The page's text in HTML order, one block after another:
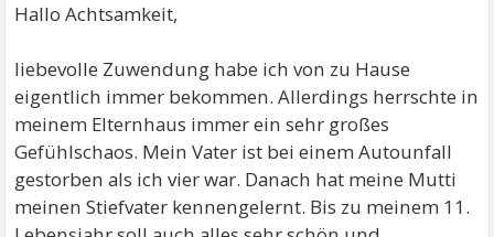
Hallo Achtsamkeit,
liebevolle Zuwendung habe ich von zu Hause
eigentlich immer bekommen. Allerdings herrschte in
meinem Elternhaus immer ein sehr großes
Gefühlschaos. Mein Vater ist bei einem Autounfall
gestorben als ich vier war. Danach hat meine Mutti
meinen Stiefvater kennengelernt. Bis zu meinem 11.